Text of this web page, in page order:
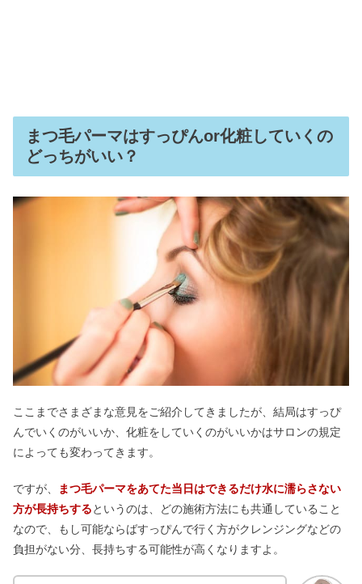
まつ毛パーマはすっぴんor化粧していくの
どっちがいい？
ここまでさまざまな意見をご紹介してきましたが、結局はすっぴ
んでいくのがいいか、化粧をしていくのがいいかはサロンの規定
によっても変わってきます。
ですが、
まつ毛パーマをあてた当日はできるだけ水に濡らさない
方が長持ちするというのは、どの施術方法にも共通していること
なので、もし可能ならばすっぴんで行く方がクレンジングなどの
負担がない分、長持ちする可能性が高くなりますよ。